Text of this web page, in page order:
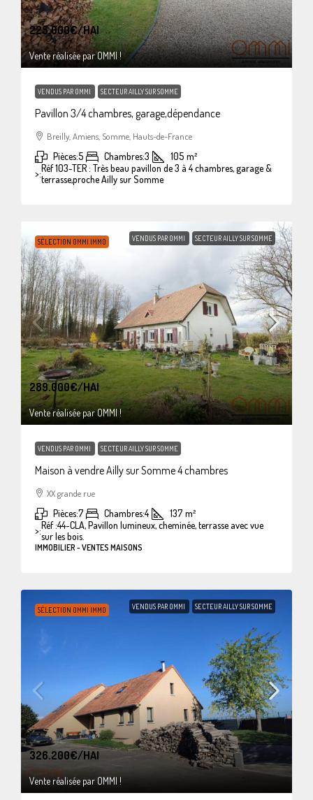
225.000€/HAI
Vente réalisée par OMMI !
VENDUS PAR OMMI SECTEUR AILLY SUR SOMME
Pavillon 3/4 chambres, garage,dépendance
Breilly, Amiens, Somme, Hauts-de-France
Pièces:5 Chambres:3 105 m²
>:Réf 103-TER : Très beau pavillon de 3 à 4 chambres, garage &
terrasse,proche Ailly sur Somme
SÉLECTION OMMI IMMO VENDUS PAR OMMI SECTEUR AILLY SUR SOMME
289.000€/HAI
Vente réalisée par OMMI !
VENDUS PAR OMMI SECTEUR AILLY SUR SOMME
Maison à vendre Ailly sur Somme 4 chambres
XX grande rue
Pièces:7 Chambres:4 137 m²
>:Réf :44-CLA, Pavillon lumineux, cheminée, terrasse avec vue
sur les bois.
IMMOBILIER - VENTES MAISONS
SÉLECTION OMMI IMMO VENDUS PAR OMMI SECTEUR AILLY SUR SOMME
326.200€/HAI
Vente réalisée par OMMI !